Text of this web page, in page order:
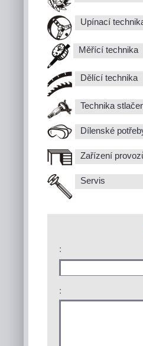
Upínací
Měřící technika
Dělící technika
Technika
Dílenské
Zařízení
Servis
:
: